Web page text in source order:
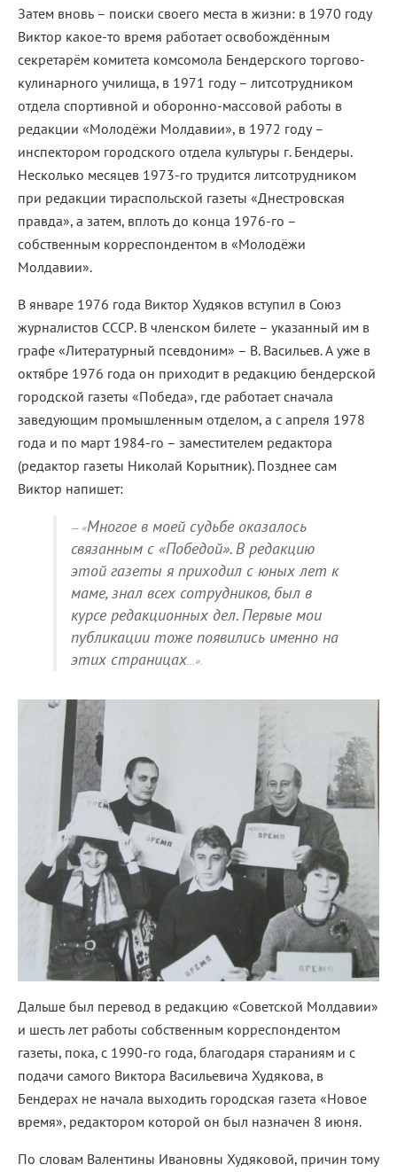
Затем вновь – поиски своего места в жизни: в 1970 году
Виктор какое-то время работает освобождённым
секретарём комитета комсомола Бендерского торгово-
кулинарного училища, в 1971 году – литсотрудником
отдела спортивной и оборонно-массовой работы в
редакции «Молодёжи Молдавии», в 1972 году –
инспектором городского отдела культуры г. Бендеры.
Несколько месяцев 1973-го трудится литсотрудником
при редакции тираспольской газеты «Днестровская
правда», а затем, вплоть до конца 1976-го –
собственным корреспондентом в «Молодёжи
Молдавии».
В январе 1976 года Виктор Худяков вступил в Союз
журналистов СССР. В членском билете – указанный им в
графе «Литературный псевдоним» – В. Васильев. А уже в
октябре 1976 года он приходит в редакцию бендерской
городской газеты «Победа», где работает сначала
заведующим промышленным отделом, а с апреля 1978
года и по март 1984-го – заместителем редактора
(редактор газеты Николай Корытник). Позднее сам
Виктор напишет:
«Многое в моей судьбе оказалось
связанным с «Победой». В редакцию
этой газеты я приходил с юных лет к
маме, знал всех сотрудников, был в
курсе редакционных дел. Первые мои
публикации тоже появились именно на
этих страницах…».
Дальше был перевод в редакцию «Советской Молдавии»
и шесть лет работы собственным корреспондентом
газеты, пока, с 1990-го года, благодаря стараниям и с
подачи самого Виктора Васильевича Худякова, в
Бендерах не начала выходить городская газета «Новое
время», редактором которой он был назначен 8 июня.
По словам Валентины Ивановны Худяковой, причин тому